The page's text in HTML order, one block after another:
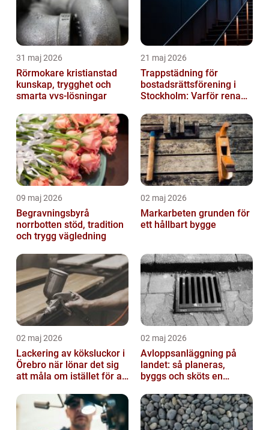
31 maj 2026
Rörmokare kristianstad
kunskap, trygghet och
smarta vvs-lösningar
21 maj 2026
Trappstädning för
bostadsrättsförening i
Stockholm: Varför rena
skillnad än du t...
09 maj 2026
Begravningsbyrå
norrbotten stöd, tradition
och trygg vägledning
02 maj 2026
Markarbeten grunden för
ett hållbart bygge
02 maj 2026
Lackering av köksluckor i
Örebro när lönar det sig
att måla om istället för att
02 maj 2026
Avloppsanläggning på
landet: så planeras,
byggs och sköts en